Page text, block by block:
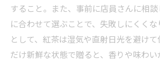
すること。また、事前に店員さんに相
に合わせて選ぶことで、失敗しにくく
として、紅茶は湿気や直射日光を避け
だけ新鮮な状態で贈ると、香りや味わ